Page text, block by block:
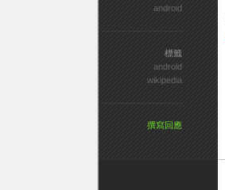
android
標籤
android
wikipedia
撰寫回應